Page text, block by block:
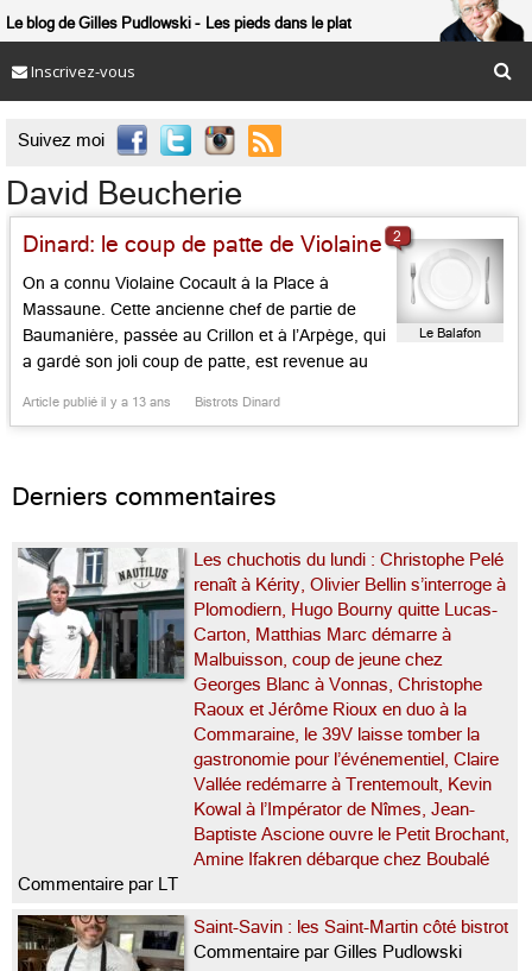
Le blog de Gilles Pudlowski Les pieds dans le plat
Inscrivez-vous
Suivez moi 
David Beucherie
Dinard: le coup de patte de Violaine
On a connu Violaine Cocault à la Place à
Massaune. Cette ancienne chef de partie de
Baumanière, passée au Crillon et à l’Arpège, qui
a gardé son joli coup de patte, est revenue au
venant des gourmands de Dinard, avec son
Article publié il y a 13 ans Bistrots Dinard
Le Balafon
2
Derniers commentaires
Les chuchotis du lundi : Christophe Pelé
renaît à Kérity, Olivier Bellin s’interroge à
Plomodiern, Hugo Bourny quitte Lucas-
Carton, Matthias Marc démarre à
Malbuisson, coup de jeune chez
Georges Blanc à Vonnas, Christophe
Raoux et Jérôme Rioux en duo à la
Commaraine, le 39V laisse tomber la
gastronomie pour l’événementiel, Claire
Vallée redémarre à Trentemoult, Kevin
Kowal à l’Impérator de Nîmes, Jean-
Baptiste Ascione ouvre le Petit Brochant,
Amine Ifakren débarque chez Boubalé
Commentaire par LT
Saint-Savin : les Saint-Martin côté bistrot
Commentaire par Gilles Pudlowski